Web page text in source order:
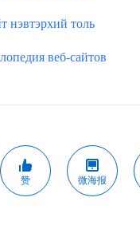
нэвтэрхий толь
веб-сайтов
赞 微海报